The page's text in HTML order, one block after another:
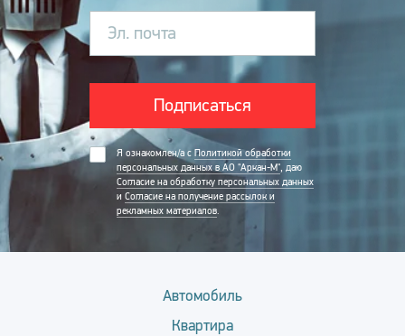
Эл. почта
Подписаться
Я ознакомлен/а с Политикой обработки
персональных данных в АО "Аркан-М", даю
Согласие на обработку персональных данных
и Согласие на получение рассылок и
рекламных материалов.
Автомобиль
Квартира